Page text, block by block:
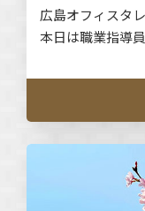
広島オフィスタ
本日は職業指導